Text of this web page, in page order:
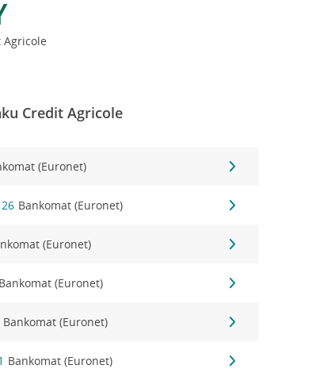
Credit Agricole
(Euronet)
Bankomat (Euronet)
(Euronet)
Bankomat (Euronet)
Bankomat (Euronet)
Bankomat (Euronet)